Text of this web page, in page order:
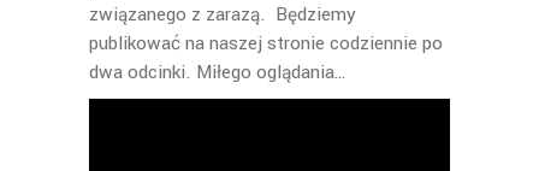
związanego z zarazą. Będziemy
publikować na naszej stronie codziennie po
dwa odcinki. Miłego oglądania…